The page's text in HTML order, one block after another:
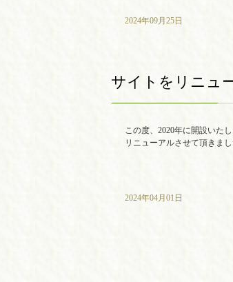
2024年09月25日
サイトをリニュ
この度、2020年に開設いた
リニューアルさせて頂きま
2024年04月01日